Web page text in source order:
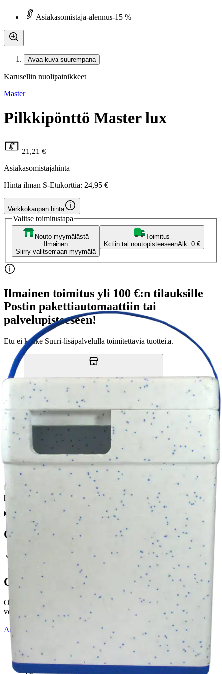
Asiakasomistaja-alennus-15 %
Avaa kuva suurempana
Karusellin nuolipainikkeet
Master
Pilkkipönttö Master lux
21,21 €
Asiakasomistajahinta
Hinta ilman S-Etukorttia: 24,95 €
Verkkokaupan hinta
Valitse toimitustapa
Nouto myymälästä
Ilmainen
Siirry valitsemaan myymälä
Toimitus
Kotiin tai noutopisteeseenAlk. 0 €
Ilmainen toimitus yli 100 €:n tilauksille
Postin pakettiautomaattiin tai
palvelupisteeseen!
Etu ei koske Suuri‑lisäpalvelulla toimitettavia tuotteita.
Tarkista myymäläsaatavuus
Tuotekuvaus
Perinteinen kotimainen pilkkipönttö toimii mainiosti sekä
pilkkijakkarana että kylmälaukkuna.
Ominaisuudet
Oletko tyytyväinen tuotetietoihin?
Ovatko tuotetiedot riittävät? Jos tuotetiedoissa on puutteita tai niitä
voisi muuten parantaa, anna palautetta.
Anna palautetta, Avautuu uuteen välilehteen
Ilmainen palautus 30 päivää.*
Nouto myymälästä ilman toimituskuluja.